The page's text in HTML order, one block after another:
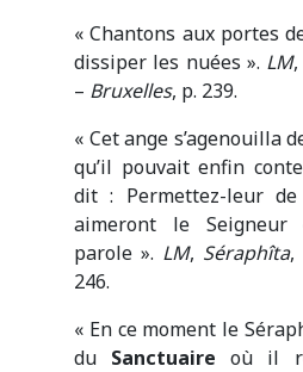
« Chantons aux portes
dissiper les nuées ». LM,
– Bruxelles, p. 239.
« Cet ange s’agenouilla
qu’il pouvait enfin
dit : Permettez-leur
aimeront le Seigneur
parole ». LM, Séraphîta,
246.
« En ce moment le
du Sanctuaire où il